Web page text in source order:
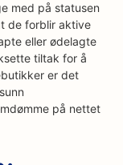
med på statusen
de forblir aktive
eller ødelagte
tiltak for å
er det
på nettet